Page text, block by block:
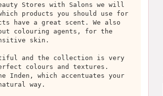
Stores with Salons we will
products you should use for
have a great scent. We also
colouring agents, for the
skin.
and the collection is very
colours and textures.
Inden, which accentuates your
way.